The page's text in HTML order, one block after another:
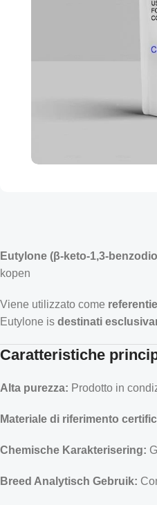
Eutylone (β-keto-1,3-
kopen
Viene utilizzato come
Eutylone is destinati
Caratteristiche
Alta purezza: Prodotto in
Materiale di riferimento
Chemische Karakterisering:
Breed Analytisch Gebruik: